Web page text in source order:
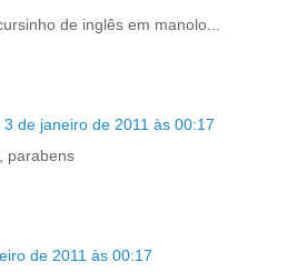
de inglês em manolo...
3 de janeiro de 2011 às 00:17
parabens
de 2011 às 00:17